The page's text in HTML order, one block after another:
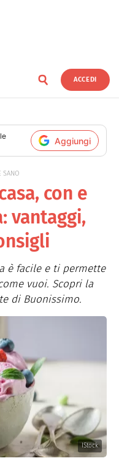
ACCEDI
Aggiungi
SANO
con e
vantaggi,
è facile e ti permette
vuoi. Scopri la
di Buonissimo.
IStock